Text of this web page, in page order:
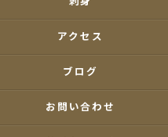
アクセス
ブログ
お問い合わせ